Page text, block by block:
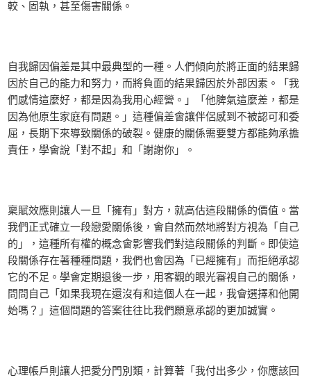
較、固執，甚至傷害關係。
自我歸因偏差是其中最典型的一種。人們傾向於將正面的結果歸
因於自己的能力和努力，而將負面的結果歸因於外部因素。「我
們感情這麼好，都是因為我用心經營。」「他脾氣這麼差，都是
因為他原生家庭有問題。」這種偏差會讓伴侶感到不被認可和委
屈，長期下來導致關係的破裂。健康的關係需要雙方都能夠承擔
責任，學會說「對不起」和「謝謝你」。
稟賦效應則讓人一旦「擁有」對方，就高估這段關係的價值。當
我們正式確立一段戀愛關係後，會自然而然地將對方視為「自己
的」，這種所有權的概念會影響我們對這段關係的判斷。即使這
段關係存在著種種問題，我們也會因為「已經擁有」而拒絕承認
它的不足。學會定期退後一步，用客觀的眼光審視自己的關係，
問問自己「如果我現在還沒有和這個人在一起，我會選擇和他開
始嗎？」這個問題的答案往往比我們願意承認的更加誠實。
心理帳戶則讓人把愛分門別類，計算著「我付出多少，你應該回